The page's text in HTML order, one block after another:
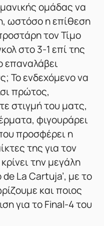
ομάδας να
ωστόσο η επίθεση
τον Τίμο
στο 3-1 επί της
επαναλάβει
Το ενδεχόμενο να
πρώτος,
στιγμή του ματς,
φιγουράρει
προσφέρει η
της για τον
την μεγάλη
La Cartuja’, με το
και ποιος
για το Final-4 του